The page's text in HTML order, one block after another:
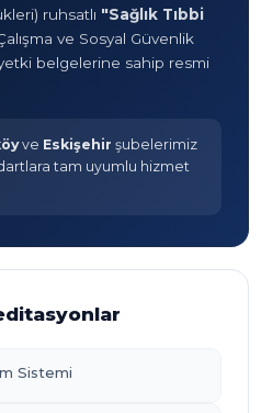
ruhsatlı "Sağlık Tıbbi
ve Sosyal Güvenlik
belgelerine sahip resmi
ve Eskişehir şubelerimiz
tam uyumlu hizmet
Sistemi